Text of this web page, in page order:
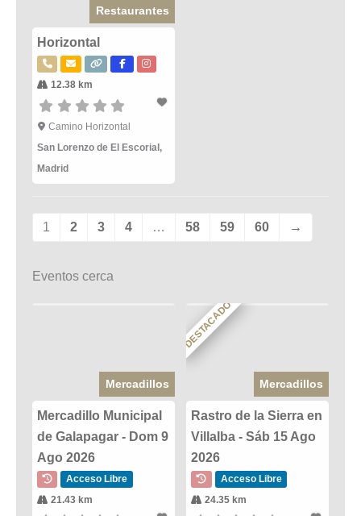
Restaurantes
Horizontal
12.38 km
Camino Horizontal
San Lorenzo de El Escorial ,
Madrid
1 2 3 4 … 58 59 60 →
Eventos cerca
Mercadillos
Mercadillo Municipal
de Galapagar - Dom 9
Ago 2026
Acceso Libre
21.43 km
DESTACADO
Mercadillos
Rastro de la Sierra en
Villalba - Sáb 15 Ago
2026
Acceso Libre
24.35 km